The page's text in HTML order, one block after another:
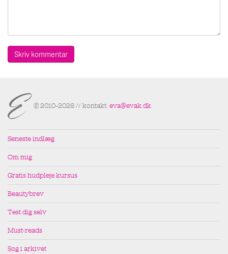
© 2010–2026 // kontakt: eva@evak.dk
Seneste indlæg
Om mig
Gratis hudpleje kursus
Beautybrev
Test dig selv
Must-reads
Søg i arkivet